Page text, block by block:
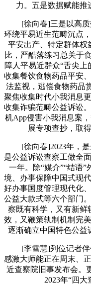
力。五是数据赋能推
[徐向春]三是以高质
环绕平易近生范畴沉点
平安出产、特定群体权
比，严酷落练习总关于
障人平易近群众“舌尖
收集餐饮食物药品平安
法监视，逃偿食物药品
聚焦收集时代小我消息
收集诈骗范畴公益诉讼
机App侵害小我消息案
展专项查抄，取
[徐向春]2023年，是
是公益诉讼查察工做全
一年。除“媒介”“结语
境、办事保障中国式现
好办事国度管理现代化
公益大款式等六个部门
察既有科学，又有新鲜
效，又鞭策轨制机制完
逐渐确立中国特色公益
[李雪慧]列位记者伴
感激大师能正在周末、
近查察院旧事发布会。
2023年“四大